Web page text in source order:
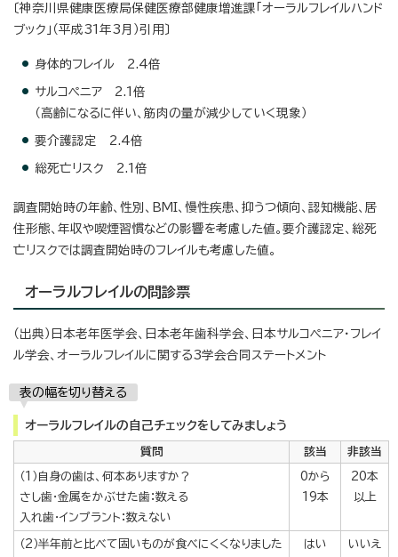
〔神奈川県健康医療局保健医療部健康増進課「オーラルフレイルハンド
ブック」（平成31年3月）引用〕
身体的フレイル 2.4倍
サルコペニア 2.1倍
（高齢になるに伴い、筋肉の量が減少していく現象）
要介護認定 2.4倍
総死亡リスク 2.1倍
調査開始時の年齢、性別、BMI、慢性疾患、抑うつ傾向、認知機能、居
住形態、年収や喫煙習慣などの影響を考慮した値。要介護認定、総死
亡リスクでは調査開始時のフレイルも考慮した値。
オーラルフレイルの問診票
（出典）日本老年医学会、日本老年歯科学会、日本サルコペニア・フレイ
ル学会、オーラルフレイルに関する3学会合同ステートメント
表の幅を切り替える
オーラルフレイルの自己チェックをしてみましょう
質問 該当 非該当
（1）自身の歯は、何本ありますか？
さし歯・金属をかぶせた歯：数える
入れ歯・インプラント：数えない
0から
19本
20本
以上
（2）半年前と比べて固いものが食べにくくなりました
はい いいえ